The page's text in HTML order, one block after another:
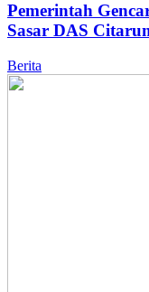
Pemerintah
Sasar DAS
Berita